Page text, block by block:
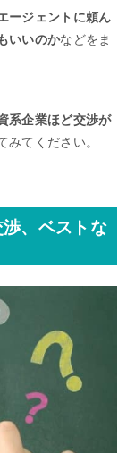
ージェントに頼ん
いいのかなどをま
系企業ほど交渉が
みてください。
、ベストな